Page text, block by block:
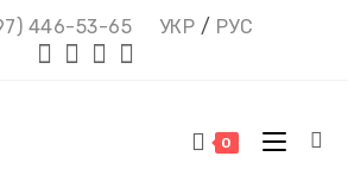
446-53-65 УКР / РУС
0